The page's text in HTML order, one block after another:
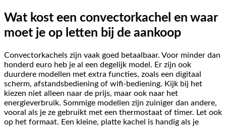
Wat kost een convectorkachel en waar
moet je op letten bij de aankoop
Convectorkachels zijn vaak goed betaalbaar. Voor minder dan
honderd euro heb je al een degelijk model. Er zijn ook
duurdere modellen met extra functies, zoals een digitaal
scherm, afstandsbediening of wifi-bediening. Kijk bij het
kiezen niet alleen naar de prijs, maar ook naar het
energieverbruik. Sommige modellen zijn zuiniger dan andere,
vooral als je ze gebruikt met een thermostaat of timer. Let ook
op het formaat. Een kleine, platte kachel is handig als je